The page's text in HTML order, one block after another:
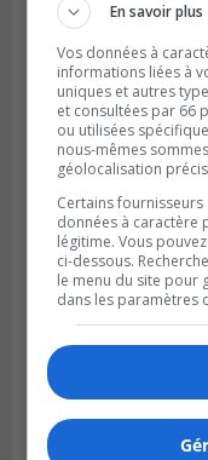
Publié le 6 juillet 2026 à
Longueuil
valoriser des
En savoir plus
Vos données à
informations liées à
uniques et autres
et consultées par 66
ou utilisées
nous-mêmes
géolocalisation
Certains
données à caractère
légitime. Vous
ci-dessous.
le menu du site pour
dans les paramètres